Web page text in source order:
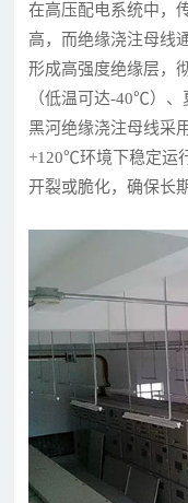
在高压配电系统中，
高，而绝缘浇注母线
形成高强度绝缘层，
（低温可达-40℃）、
黑河绝缘浇注母线采
+120℃环境下稳定运
开裂或脆化，确保长